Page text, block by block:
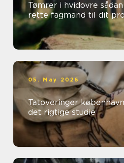
Tømrer i hvidovre sådan vælger du den
rette fagmand til dit
05. May 2026
Tatoveringer københavn sådan vælger
det rigtige studie